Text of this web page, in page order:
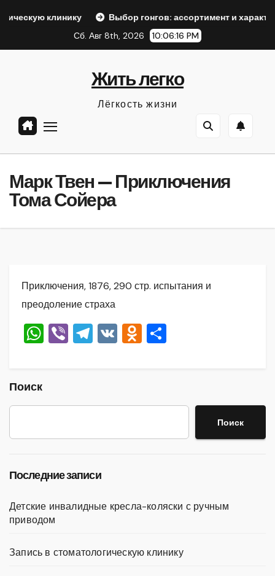
Выбор гонгов: ассортимент и характеристики
Сб. Авг 8th, 2026
10:06:18 PM
Жить легко
Лёгкость жизни
Марк Твен — Приключения
Тома Сойера
Приключения, 1876, 290 стр. испытания и
преодоление страха
W
A
p
Vi T
a
m
V O
kl
a
в
и
Поиск
Поиск
Последние записи
Детские инвалидные кресла-коляски с ручным
приводом
Запись в стоматологическую клинику